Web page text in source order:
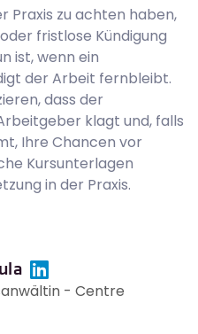
Praxis zu achten haben,
fristlose Kündigung
ist, wenn ein
der Arbeit fernbleibt.
dass der
klagt und, falls
Ihre Chancen vor
Kursunterlagen
in der Praxis.
- Centre